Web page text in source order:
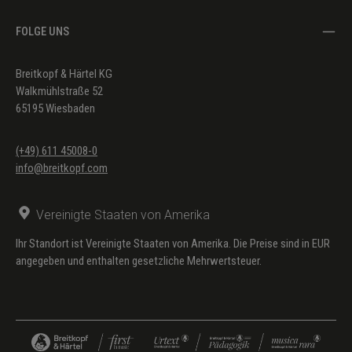
FOLGE UNS
Breitkopf & Härtel KG
Walkmühlstraße 52
65195 Wiesbaden
(+49) 611 45008-0
info@breitkopf.com
Vereinigte Staaten von Amerika
Ihr Standort ist Vereinigte Staaten von Amerika. Die Preise sind in EUR
angegeben und enthalten gesetzliche Mehrwertsteuer.